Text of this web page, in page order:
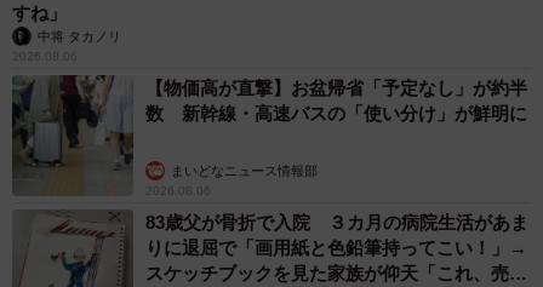
オトンである新幸さんと仲良しの長明くん。でも、手をガブガブしてい
る最中なんです
すね」
中将 タカノリ
2026.08.06
【物価高が直撃】お盆帰省「予定なし」が約半
数 新幹線・高速バスの「使い分け」が鮮明に
まいどなニュース情報部
2026.08.06
83歳父が骨折で入院 ３カ月の病院生活があま
りに退屈で「画用紙と色鉛筆持ってこい！」→
スケッチブックを見た家族が仰天「これ、売れ